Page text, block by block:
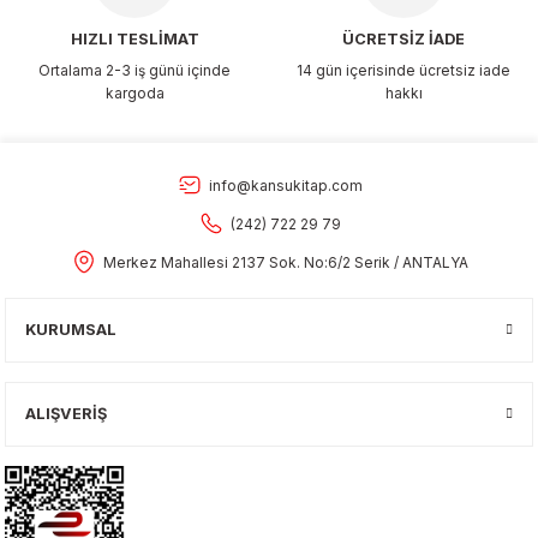
HIZLI TESLİMAT
Ortalama 2-3 iş günü içinde
kargoda
ÜCRETSİZ İADE
14 gün içerisinde ücretsiz iade
hakkı
info@kansukitap.com
(242) 722 29 79
Merkez Mahallesi 2137 Sok. No:6/2 Serik / ANTALYA
KURUMSAL
ALIŞVERİŞ